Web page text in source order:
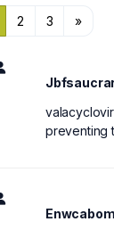
2 3 »
preventing